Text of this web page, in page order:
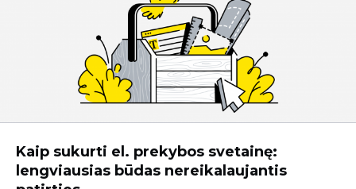
Kaip sukurti el. prekybos svetainę:
lengviausias būdas nereikalaujantis